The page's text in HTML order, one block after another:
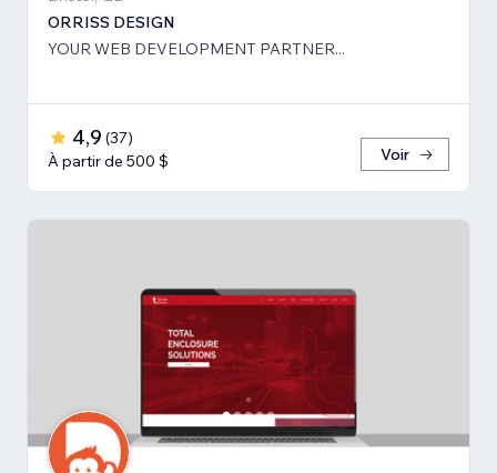
ORRISS DESIGN
YOUR WEB DEVELOPMENT PARTNER...
4,9 (37)
À partir de 500 $
Voir